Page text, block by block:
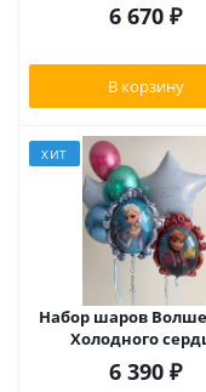
6 670 ₽
В корзину
ХИТ
Набор шаров
Холодного
6 390 ₽